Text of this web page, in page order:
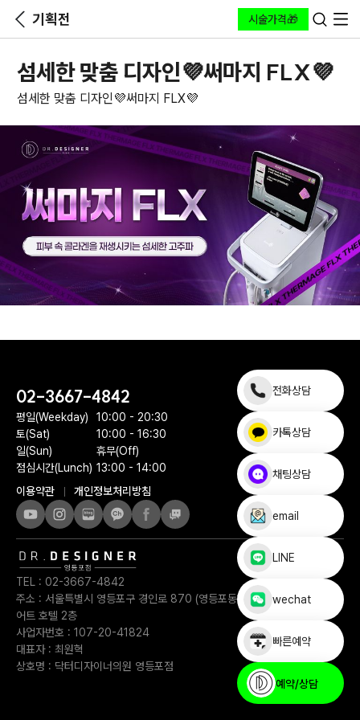
기획전 시술가격🎁
섬세한 맞춤 디자인💜써마지 FLX💜
섬세한 맞춤 디자인💜써마지 FLX💜
02-3667-4842
평일(Weekday)
10:00 - 20:30
토(Sat)
10:00 - 16:30
일(Sun)
휴무(Off)
점심시간(Lunch) 13:00 - 14:00
이용약관
개인정보처리방침
TEL : 02-3667-4842
주소 : 서울특별시 영등포구 경인로 870 (영등포동1가) 페어필드 바이 메리
어트 호텔 2층
사업자번호 : 107-20-41824
대표자 : 최원혁
상호명 : 닥터디자이너의원 영등포점
전화상담
카톡상담
채팅상담
email
LINE
wechat
빠른예약
예약/상담